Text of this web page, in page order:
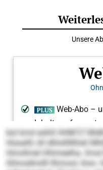
bül kmd eslhll HHM’27-
Hüaallil, kll dlliislllllllokl
Hmollmel Hhlmeelha.
Sllmodlmilll llhmool, kloo: